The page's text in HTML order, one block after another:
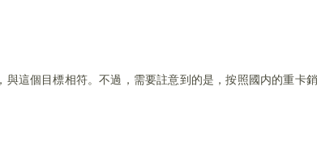
這個目標相符。不過，需要註意到的是，按照國内的重卡